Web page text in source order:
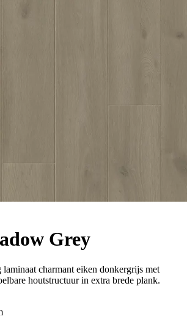
Grey
laminaat charmant eiken donkergrijs met
houtstructuur in extra brede plank.